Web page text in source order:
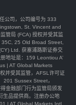
公司，公司编号为 333
St. Vincent and
管局 (FCA) 授权并受其监
25 Old Broad Street,
Ltd. 获塞浦路斯证券交
地址是：159 Leontiou A’
| AT Global Markets
并受其监管，AFSL许可证
201 Sussex Street，
金融部门行为监管局颁发
生品提供商。注册办公地
| AT Global Markets Intl.